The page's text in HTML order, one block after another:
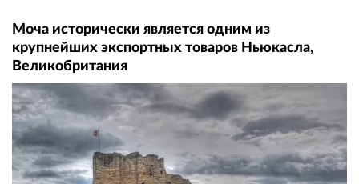
Моча исторически является одним из
крупнейших экспортных товаров Ньюкасла,
Великобритания